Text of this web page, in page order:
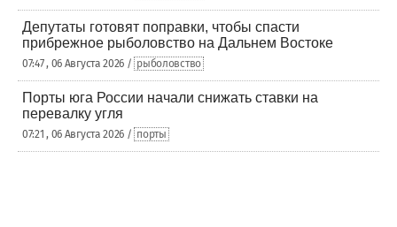
Депутаты готовят поправки, чтобы спасти
прибрежное рыболовство на Дальнем Востоке
07:47 , 06 Августа 2026 / рыболовство
Порты юга России начали снижать ставки на
перевалку угля
07:21 , 06 Августа 2026 / порты